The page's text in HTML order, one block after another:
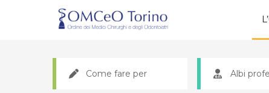
Come fare per Albi